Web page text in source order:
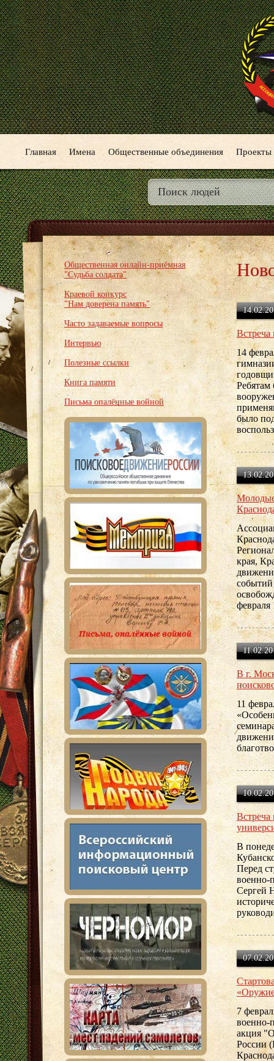
Главная Имена Общественные объединения Проекты
Общественная онлайн-приёмная
"Судьба солдата"
Краевой конкурс
"Нам доверена память"
Часто задаваемые вопросы
Интервью
Полезные ссылки
Книга памяти
Письма опалённые войной
Встреча
14
Ребятам
было
Молодые
края,
февраля
В г.
11
Встреча
В
Перед
военно-
Сергей
7
военно-
акция
России